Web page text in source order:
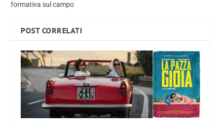
formativa sul campo
POST CORRELATI